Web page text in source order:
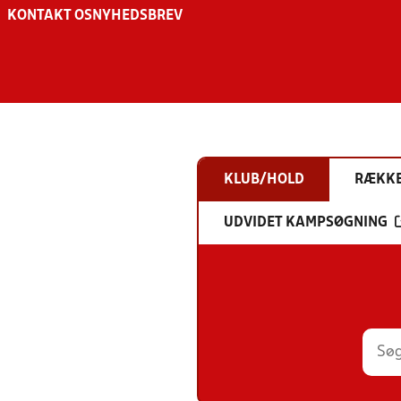
KONTAKT OS NYHEDSBREV
KLUB/HOLD
UDVIDET KAMPSØGNING